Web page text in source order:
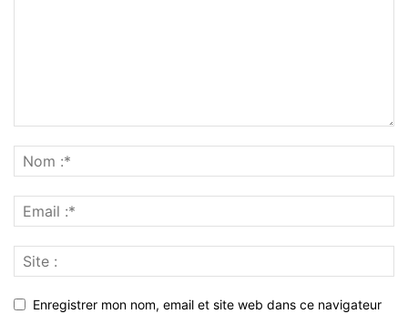
Enregistrer mon nom, email et site web dans ce navigateur